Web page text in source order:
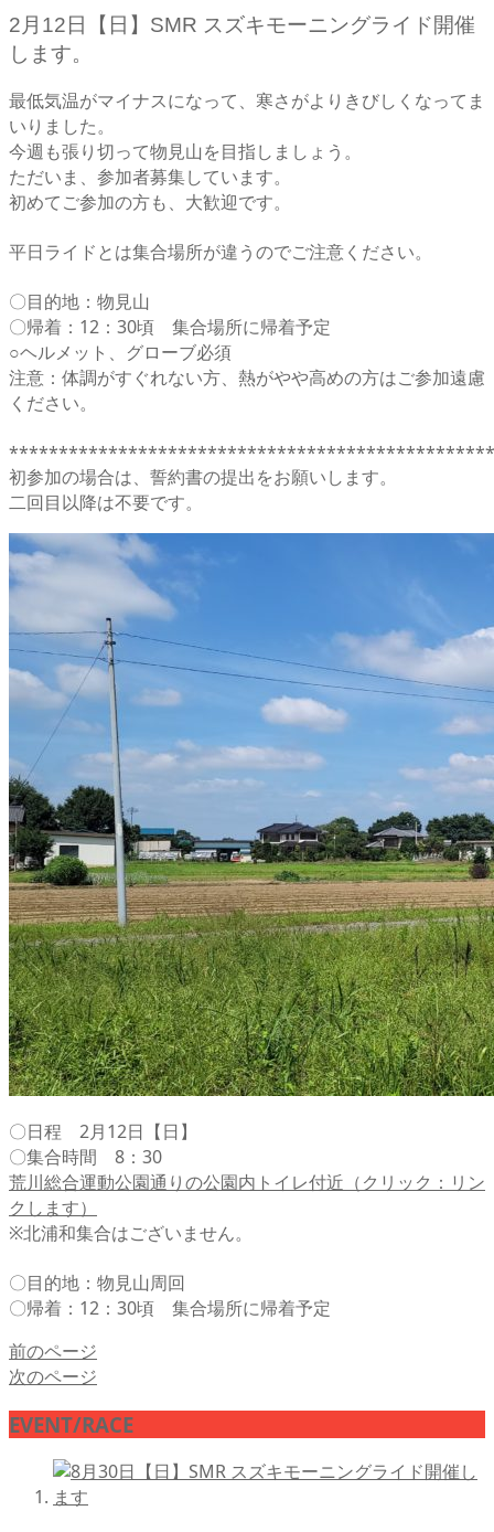
2月12日【日】SMR スズキモーニングライド開催
します。
最低気温がマイナスになって、寒さがよりきびしくなってま
いりました。
今週も張り切って物見山を目指しましょう。
ただいま、参加者募集しています。
初めてご参加の方も、大歓迎です。
平日ライドとは集合場所が違うのでご注意ください。
〇目的地：物見山
〇帰着：12：30頃 集合場所に帰着予定
○ヘルメット、グローブ必須
注意：体調がすぐれない方、熱がやや高めの方はご参加遠慮
ください。
初参加の場合は、誓約書の提出をお願いします。
二回目以降は不要です。
〇日程 2月12日【日】
〇集合時間 8：30
荒川総合運動公園通りの公園内トイレ付近（クリック：リン
クします）
※北浦和集合はございません。
〇目的地：物見山周回
〇帰着：12：30頃 集合場所に帰着予定
前のページ
次のページ
EVENT/RACE